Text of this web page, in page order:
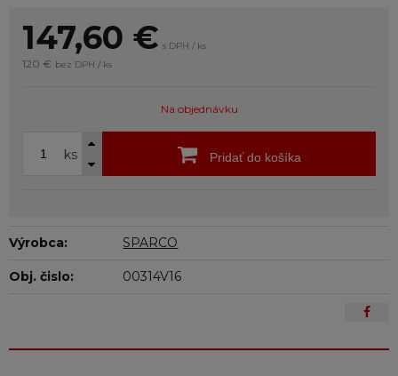
147,60 € s DPH / ks
120 € bez DPH / ks
Na objednávku
ks Pridať do košíka
Výrobca: SPARCO
Obj. čislo: 00314V16